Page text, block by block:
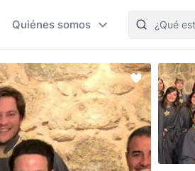
Quiénes somos